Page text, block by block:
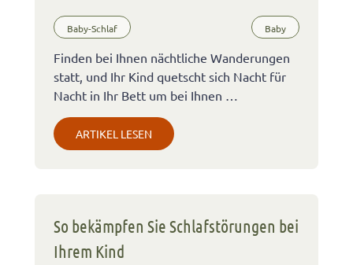
Baby-Schlaf Baby
Finden bei Ihnen nächtliche Wanderungen
statt, und Ihr Kind quetscht sich Nacht für
Nacht in Ihr Bett um bei Ihnen …
ARTIKEL LESEN
So bekämpfen Sie Schlafstörungen bei
Ihrem Kind